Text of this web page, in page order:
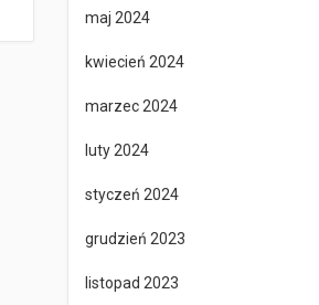
maj 2024
kwiecień 2024
marzec 2024
luty 2024
styczeń 2024
grudzień 2023
listopad 2023